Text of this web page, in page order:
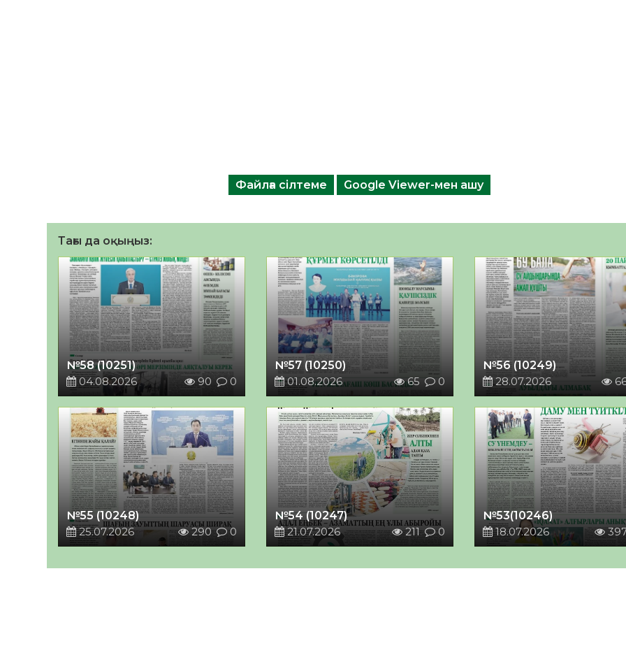
Файлға сілтеме Google Viewer-мен ашу
Тағы да оқыңыз:
№58 (10251)
04.08.2026
90 0
№57 (10250)
01.08.2026
65 0
№56 (10249)
28.07.2026
№55 (10248)
25.07.2026
290 0
№54 (10247)
21.07.2026
211 0
№53(10246)
18.07.2026